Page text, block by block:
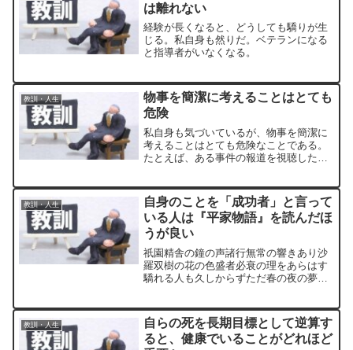
は離れない
経験が長くなると、どうしても驕りが生
じる。私自身も然りだ。ベテランになる
と指導者がいなくなる。
教訓・人生
物事を簡潔に考えることはとても
危険
私自身も気づいているが、物事を簡潔に
考えることはとても危険なことである。
たとえば、ある事件の報道を視聴した場
分勝手に決めつけてしまう。
教訓・人生
自身のことを「成功者」と言って
いる人は『平家物語』を読んだほ
うが良い
祇園精舎の鐘の声諸行無常の響きあり沙
羅双樹の花の色盛者必衰の理をあらはす
驕れる人も久しからずただ春の夜の夢の
教訓・人生
自らの死を長期目標として逆算す
ると、健康でいることがどれほど